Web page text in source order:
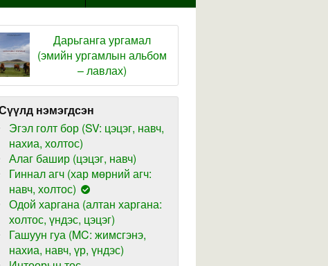
Дарьганга ургамал
(эмийн ургамлын альбом
– лавлах)
нэмэгдсэн
Эгэл голт бор (SV: цэцэг, навч,
нахиа, холтос)
Алаг башир (цэцэг, навч)
Гиннал агч (хар мөрний агч:
навч, холтос)
Одой харгана (алтан харгана:
холтос, үндэс, цэцэг)
Гашуун гуа (MC: жимсгэнэ,
нахиа, навч, үр, үндэс)